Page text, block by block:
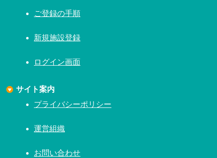
ご登録の手順
新規施設登録
ログイン画面
サイト案内
プライバシーポリシー
運営組織
お問い合わせ